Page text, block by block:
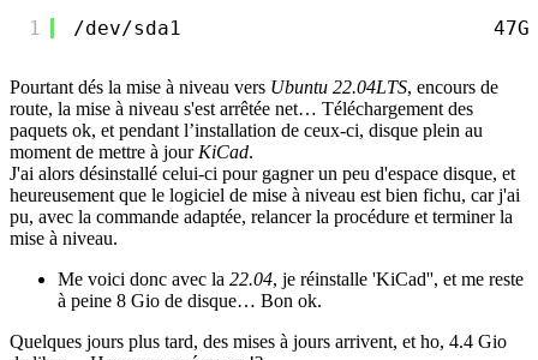
1 /dev/sda1
Pourtant dés la mise à niveau vers Ubuntu 22.04LTS, encours de
route, la mise à niveau s'est arrêtée net… Téléchargement des
paquets ok, et pendant l’installation de ceux-ci, disque plein au
moment de mettre à jour KiCad.
J'ai alors désinstallé celui-ci pour gagner un peu d'espace disque, et
heureusement que le logiciel de mise à niveau est bien fichu, car j'ai
pu, avec la commande adaptée, relancer la procédure et terminer la
mise à niveau.
Me voici donc avec la 22.04, je réinstalle 'KiCad'', et me reste
à peine 8 Gio de disque… Bon ok.
Quelques jours plus tard, des mises à jours arrivent, et ho, 4.4 Gio